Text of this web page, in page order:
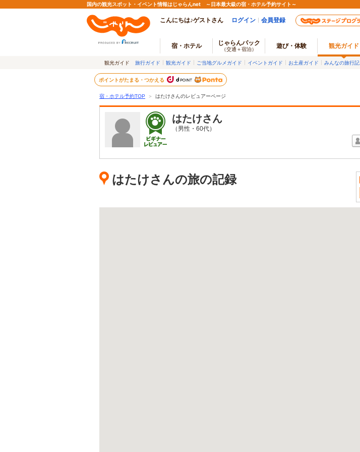
国内の観光スポット・イベント情報はじゃらんnet ～日本最大級の宿・ホテル予約サイト～
こんにちは♪ゲストさん ログイン 会員登録
宿・ホテル じゃらんパック
（交通＋宿泊） 遊び・体験 観光ガイド
観光ガイド 旅行ガイド 観光ガイド ご当地グルメガイド イベントガイド お土産ガイド みんなの旅行記
ポイントがたまる・つかえる
宿・ホテル予約TOP ＞ はたけさんのレビュアーページ
はたけさん
（男性・60代）
はたけさんの旅の記録